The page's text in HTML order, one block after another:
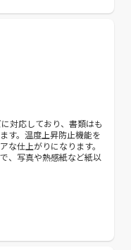
対応しており、書類はも
す。温度上昇防止機能を
な仕上がりになります。
、写真や熱感紙など紙以